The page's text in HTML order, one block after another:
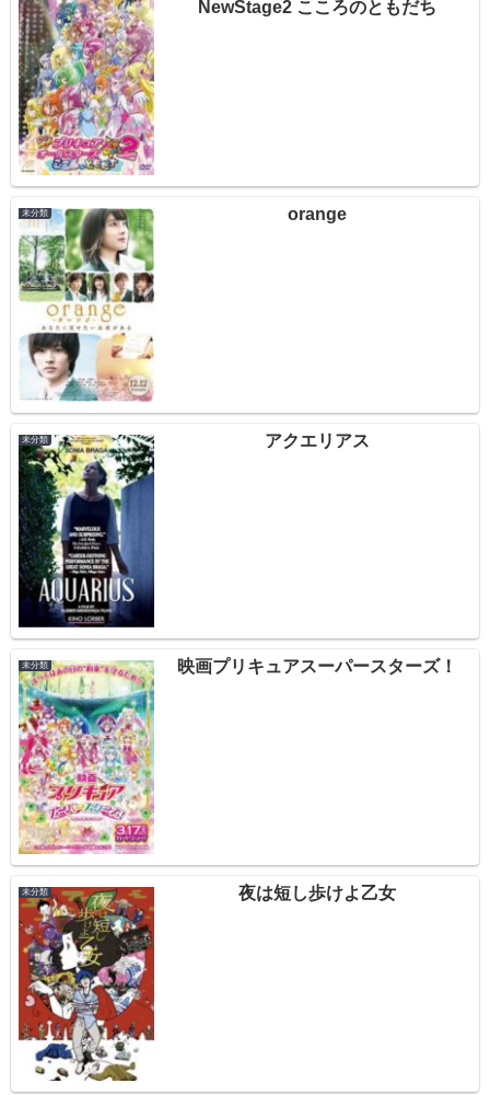
NewStage2 こころのともだち
未分類 orange
未分類 アクエリアス
未分類 映画プリキュアスーパースターズ！
未分類 夜は短し歩けよ乙女